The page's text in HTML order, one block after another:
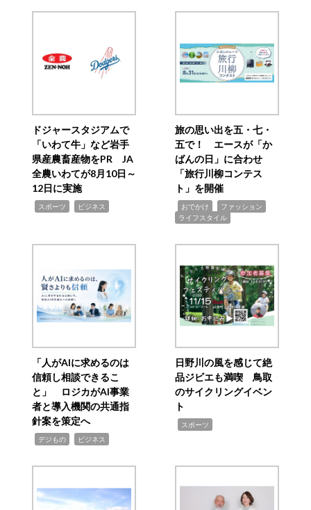
ドジャースタジアムで
「いわて牛」など岩手
県産農畜産物をPR JA
全農いわてが8月10日～
12日に実施
スポーツ ビジネス
旅の思い出を五・七・
五で！ エースが「か
ばんの日」に合わせ
「旅行川柳コンテス
ト」を開催
おでかけ ファッション
ライフスタイル
「人がAIに求めるのは
信頼し相談できるこ
と」 ロジカがAI事業
者と導入機関の共通指
針案を策定へ
デジもの ビジネス
日野川の風を感じて絶
品ジビエも満喫 鳥取
のサイクリングイベン
ト
スポーツ